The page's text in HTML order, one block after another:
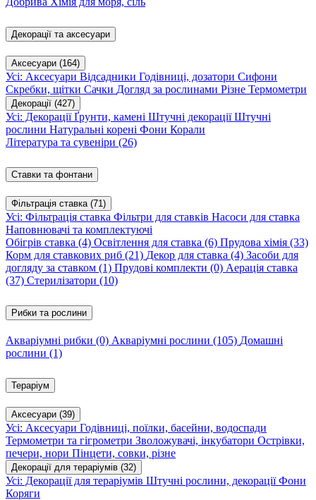
Декорації та аксесуари
Аксесуари (164)
Усі: Аксесуари Відсадники Годівниці, дозатори Сифони
Скребки, щітки Сачки Догляд за рослинами Різне Термометри
Декорації (427)
Усі: ДекораціїҐрунти, камені Штучні декораціїШтучні
рослини Натуральні корені Фони Корали
Література та сувеніри (26)
Ставки та фонтани
Фільтрація ставка (71)
Усі: Фільтрація ставка Фільтри для ставків Насоси для ставка
Наповнювачі та комплектуючі
Обігрів ставка (4) Освітлення для ставка (6) Прудова хімія (33)
Корм для ставкових риб (21) Декор для ставка (4) Засоби для
догляду за ставком (1) Прудові комплекти (0) Аерація ставка
(37) Стерилізатори (10)
Рибки та рослини
Акваріумні рибки (0) Акваріумні рослини (105) Домашні
рослини (1)
Тераріум
Аксесуари (39)
Усі: Аксесуари Годівниці, поїлки, басейни, водоспади
Термометри та гігрометри Зволожувачі, інкубатори Острівки,
печери, нори Пінцети, совки, різне
Декорації для тераріумів (32)
Усі: Декорації для тераріумів Штучні рослини, декораціїФони
Коряги